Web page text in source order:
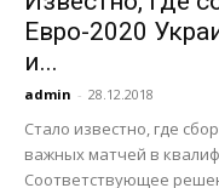
Евро-2020
и...
admin - 28.12.2018
Стало известно, где
важных матчей в
Соответствующее